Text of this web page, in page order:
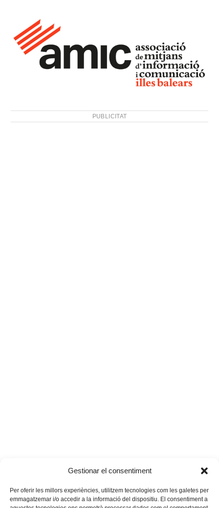
Gestionar el consentiment
Per oferir les millors experiències, utilitzem tecnologies com les galetes per
emmagatzemar i/o accedir a la informació del dispositiu. El consentiment a
PUBLICITAT